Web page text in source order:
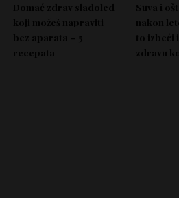
Domać zdrav sladoled
koji možeš napraviti
bez aparata – 5
recepata
Suva i
nakon
to izbeći
zdravu